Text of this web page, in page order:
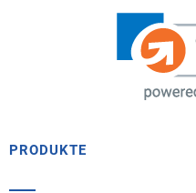
PRODUKTE